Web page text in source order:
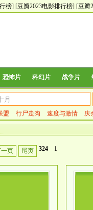
榜] [豆瓣2023电影排行榜] [豆瓣
恐怖片 科幻片 战争片
盟 行尸走肉 速度与激情 庆
324 1
页 尾页